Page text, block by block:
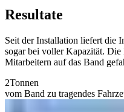
Resultate
Seit der Installation liefert die
sogar bei voller Kapazität. Die
Mitarbeitern auf das Band
2Tonnen
vom Band zu tragendes